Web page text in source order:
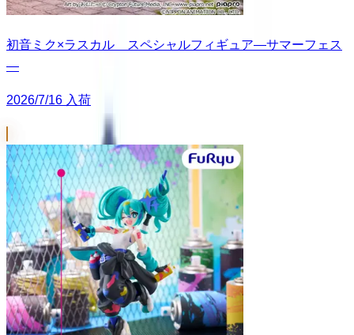
初音ミク×ラスカル スペシャルフィギュア―サマーフェス
―
2026/7/16 入荷